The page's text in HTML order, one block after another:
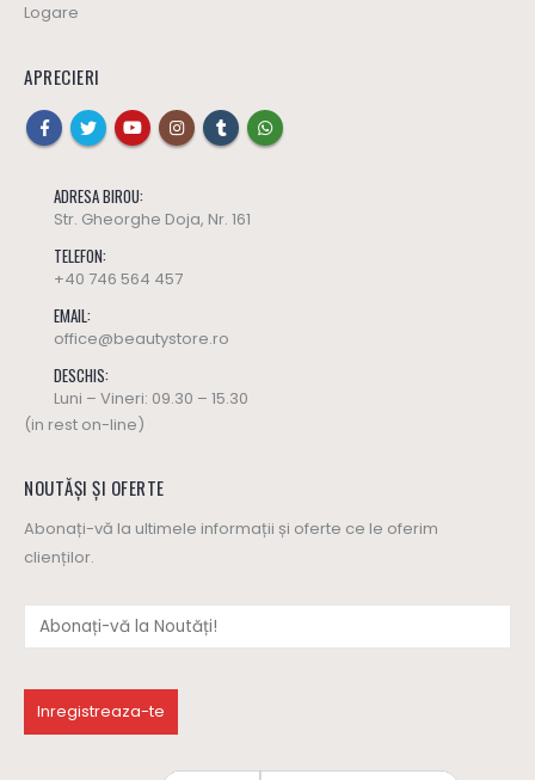
137lei
Logare
APRECIERI
ADRESA BIROU:
Str. Gheorghe Doja, Nr. 161
TELEFON:
+40 746 564 457
EMAIL:
office@beautystore.ro
DESCHIS:
Luni – Vineri: 09.30 – 15.30
(in rest on-line)
NOUTĂȘI ȘI OFERTE
Abonați-vă la ultimele informații și oferte ce le oferim
clienților.